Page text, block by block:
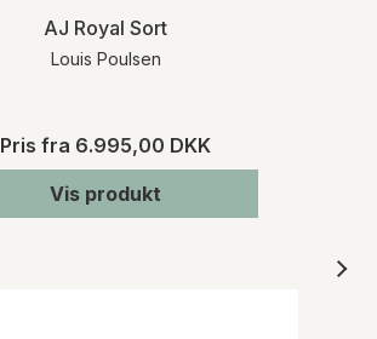
AJ Royal Sort
Louis Poulsen
Pris fra 6.995,00 DKK
Vis produkt